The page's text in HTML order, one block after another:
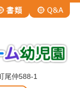
尾仲588-1